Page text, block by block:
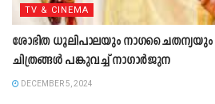
TV & CINEMA
ശോഭിത ധൂലിപാലയും നാഗചൈതന്യയും
ചിത്രങ്ങള്‍ പങ്കുവച്ച് നാഗാര്‍ജുന
DECEMBER 5, 2024